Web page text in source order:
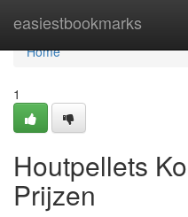
easiestbookmarks
Home
Home
1
Houtpellets
Prijzen